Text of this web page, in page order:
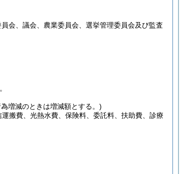
会、議会、農業委員会、選挙管理委員会及び監査
増減のときは増減額とする。)
搬費、光熱水費、保険料、委託料、扶助費、診療